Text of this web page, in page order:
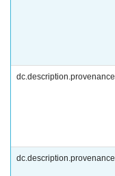
dc.description.provenance
dc.description.provenance